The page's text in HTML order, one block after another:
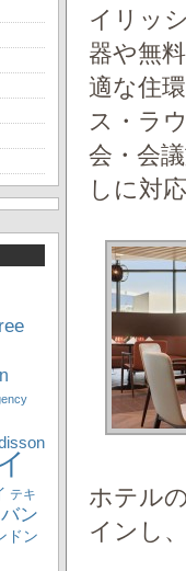
イリッ
器や無
適な住
ス・ラ
会・会
しに対
ホテル
インし
テキ
バン
ドン